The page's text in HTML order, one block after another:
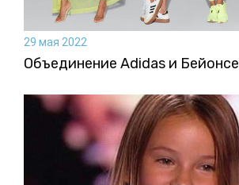
29 мая 2022
Объединение Adidas и Бейонсе